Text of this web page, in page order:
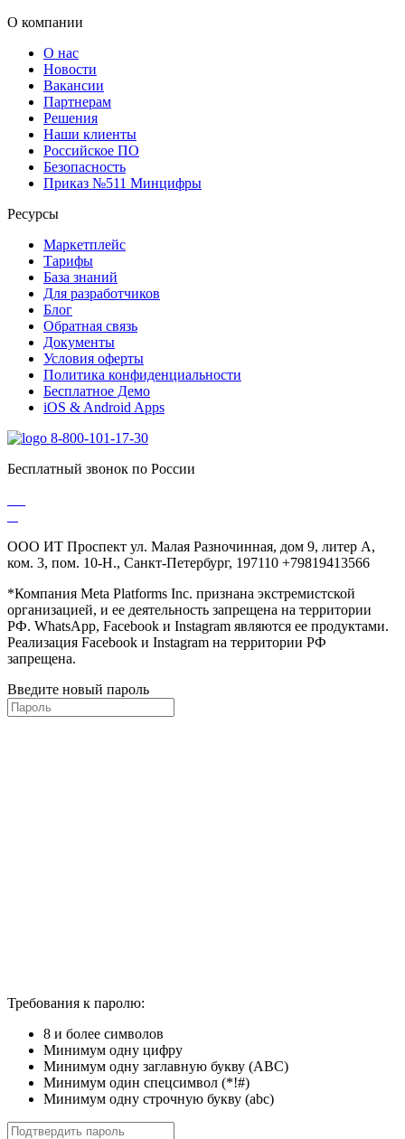
О компании
О нас
Новости
Вакансии
Партнерам
Решения
Наши клиенты
Российское ПО
Безопасность
Приказ №511 Минцифры
Ресурсы
Маркетплейс
Тарифы
База знаний
Для разработчиков
Блог
Обратная связь
Документы
Условия оферты
Политика конфиденциальности
Бесплатное Демо
iOS & Android Apps
8-800-101-17-30
Бесплатный звонок по России
ООО ИТ Проспект ул. Малая Разночинная, дом 9, литер А,
ком. 3, пом. 10-Н., Санкт-Петербург, 197110 +79819413566
*Компания Meta Platforms Inc. признана экстремистской
организацией, и ее деятельность запрещена на территории
РФ. WhatsApp, Facebook и Instagram являются ее продуктами.
Реализация Facebook и Instagram на территории РФ
запрещена.
Введите новый пароль
Требования к паролю:
8 и более символов
Минимум одну цифру
Минимум одну заглавную букву (ABC)
Минимум один спецсимвол (*!#)
Минимум одну строчную букву (abc)